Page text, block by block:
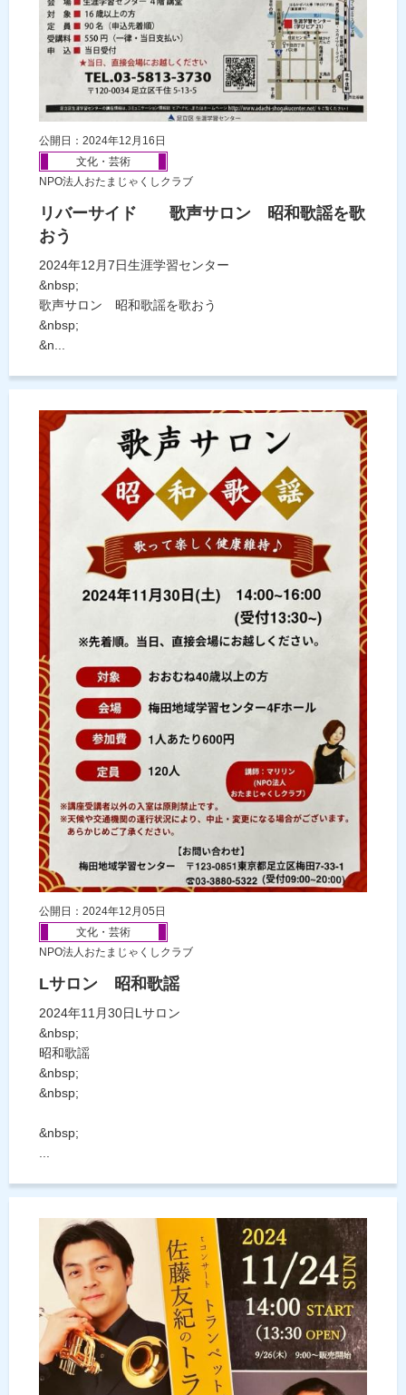
公開日：2024年12月16日
文化・芸術
NPO法人おたまじゃくしクラブ
リバーサイド 歌声サロン 昭和歌謡を歌
おう
2024年12月7日生涯学習センター
&nbsp;
歌声サロン 昭和歌謡を歌おう
&nbsp;
&n...
公開日：2024年12月05日
文化・芸術
NPO法人おたまじゃくしクラブ
Lサロン 昭和歌謡
2024年11月30日Lサロン
&nbsp;
昭和歌謡
&nbsp;
&nbsp;
&nbsp;
...